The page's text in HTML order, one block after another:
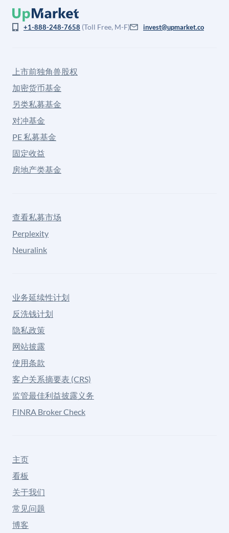
+1-888-248-7658 (Toll Free, M-F) invest@upmarket.co
上市前独角兽股权
加密货币基金
另类私募基金
对冲基金
PE 私募基金
固定收益
房地产类基金
查看私募市场
Perplexity
Neuralink
业务延续性计划
反洗钱计划
隐私政策
网站披露
使用条款
客户关系摘要表 (CRS)
监管最佳利益披露义务
FINRA Broker Check
主页
看板
关于我们
常见问题
博客